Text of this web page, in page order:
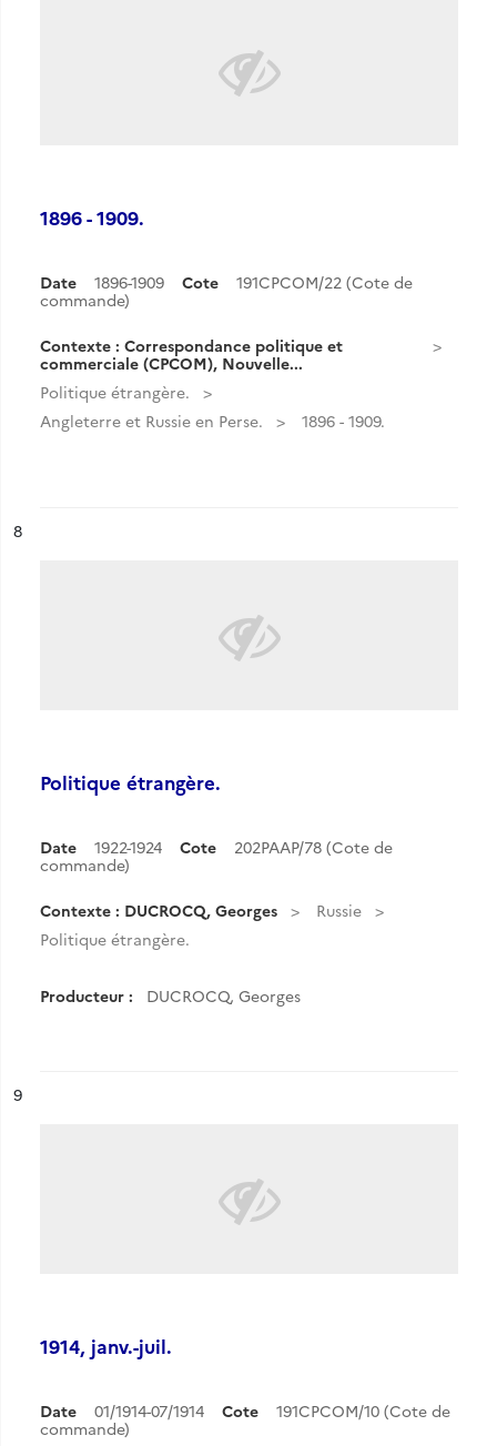
1896 - 1909.
Date 1896-1909 Cote
191CPCOM/22 (Cote de
commande)
Contexte : Correspondance politique et
commerciale (CPCOM), Nouvelle...
Politique étrangère.
Angleterre et Russie en Perse.
1896 - 1909.
n°
8
Politique étrangère.
Date 1922-1924 Cote
202PAAP/78 (Cote de
commande)
Contexte : DUCROCQ, Georges
Russie
Politique étrangère.
Producteur : DUCROCQ, Georges
n°
9
1914, janv.-juil.
Date 01/1914-07/1914 Cote
191CPCOM/10 (Cote de
commande)